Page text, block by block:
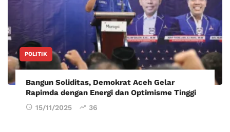
POLITIK
Bangun Soliditas, Demokrat Aceh Gelar
Rapimda dengan Energi dan Optimisme Tinggi
15/11/2025 36